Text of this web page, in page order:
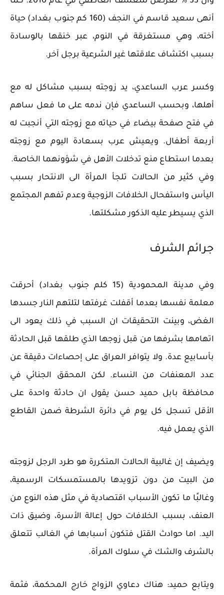
أنهى سعيد قاسم في النجف (160 كم جنوب بغداد) حياة
أخته، وهي مستغرقة في النوم، عبر خنقها بالوسادة
بسبب اكتشاف علاقتها غير الشرعية برجل آخر.
وكسر عرب الساعدي، يد زوجته بسبب مشاكل له مع
أهلها، وبحسب الساعدي فإن ندمه على ما فعل ساهم
في فتح صفحة بيضاء في حياته مع زوجته التي أنجبت له
أربعة أطفال. ويعيش عرب بسعادة اليوم مع زوجته
بعدما استطاع منع تدخلات الأهل في شؤونهما الخاصة.
وفي كثير من الحالات تلجأ المرأة الى الانتحار بسبب
اليأس واستفحال الخلافات الزوجية وعدم تفهم المجتمع
الذي يسيطر عليه الذكور مشكلتها.
جرائم الشرف
وفي مدينة المحمودية (15 كلم جنوب بغداد) أحرقت
معلمة نفسها بعدما أقفلت غرفتها لتلتهم النار جسدها
الغض، وبينت التحقيقات ان السبب في ذلك يعود الى
اتهامها بشرفها من قبل زوجها الذي طلقها قبل الحادثة
بأسابيع عدة. ولا يتوافر العراق على إحصاءات دقيقة عن
عدد المعنفات من النساء. لكن المحقق الجنائي في
محافظة بابل حميد حسن يقول ان حادثة واحدة على
الأقل تسجل كل يوم في دائرة الشرطة ضمن القاطع
الذي يعمل فيه.
ويضيف إن غالبية الحالات المتكررة هو طرد الرجل لزوجته
من البيت من دون تزويدها بالمستمسكات الرسمية،
وغالبًا ما تكون الأسباب اقتصادية في مثل هذه النوع من
العنف، بسبب الخلافات حول إعالة الأسرة، وضيق ذات
اليد. اما حوادث القتل فتكون أسبابها في الغالب تتعلق
بالشرف والشك في سلوك المرأة.
ويتابع حميد: هناك دعاوي الزواج خارج المحكمة، فثمة